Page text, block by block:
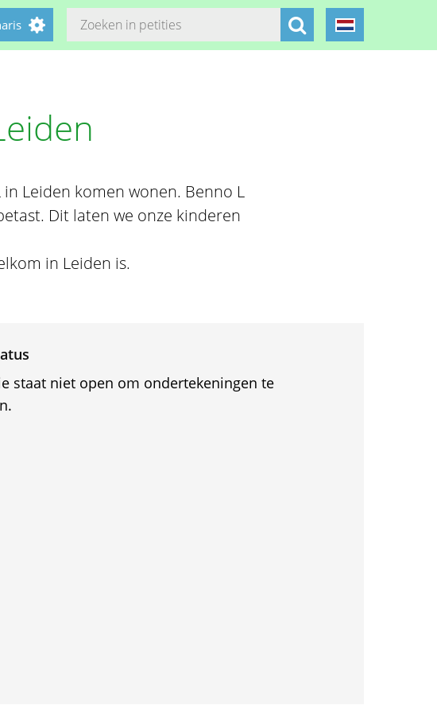
Leiden komen wonen. Benno L
Dit laten we onze kinderen
in Leiden is.
staat niet open om ondertekeningen te